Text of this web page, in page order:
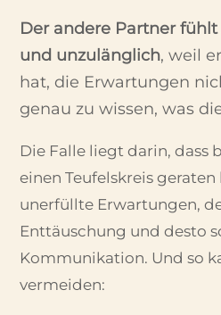
Der andere Partner
und unzulänglich, weil
hat, die Erwartungen
genau zu wissen, was
Die Falle liegt darin, dass
einen Teufelskreis
unerfüllte Erwartungen,
Enttäuschung und desto
Kommunikation. Und so
vermeiden: